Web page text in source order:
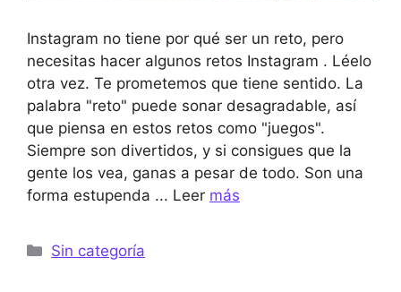
Instagram no tiene por qué ser un reto, pero
necesitas hacer algunos retos Instagram . Léelo
otra vez. Te prometemos que tiene sentido. La
palabra "reto" puede sonar desagradable, así
que piensa en estos retos como "juegos".
Siempre son divertidos, y si consigues que la
gente los vea, ganas a pesar de todo. Son una
forma estupenda ... Leer más
Categorías
Sin categoría